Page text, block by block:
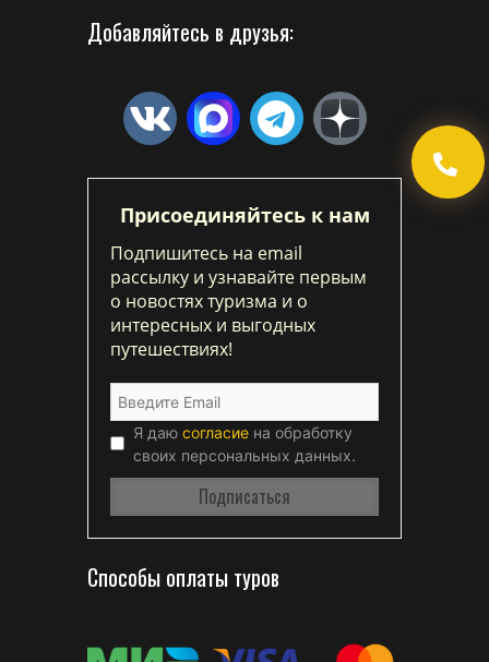
Добавляйтесь в друзья:
Присоединяйтесь к нам
Подпишитесь на email
рассылку и узнавайте первым
о новостях туризма и о
интересных и выгодных
путешествиях!
Я даю согласие на обработку
своих персональных данных.
Способы оплаты туров